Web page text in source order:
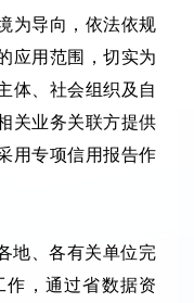
导向，依法依规
应用范围，切实为
体、社会组织及自
关业务关联方提供
用专项信用报告作
、各有关单位完
，通过省数据资